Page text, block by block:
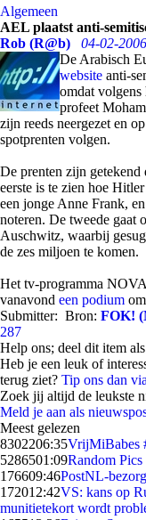
Algemeen
AEL plaatst anti-
Rob (R@b)
04-02-
De Arabisch
website anti-
omdat volgens
profeet
zijn reeds neergezet en
spotprenten volgen.
De prenten zijn
eerste is te zien hoe
een jonge Anne Frank,
noteren. De tweede gaat
Auschwitz, waarbij
de zes miljoen te komen.
Het tv-programma
vanavond een podium
Submitter: Bron: FOK!
287
Help ons; deel dit item
Heb je een leuk of
terug ziet? Tip ons dan
Zoek jij altijd de leukste
Meld je aan als
Meest gelezen
8302206:35VrijMiBabes
5286501:09Random
176609:46PostNL-
172012:42VS: kans op
munitietekort wordt